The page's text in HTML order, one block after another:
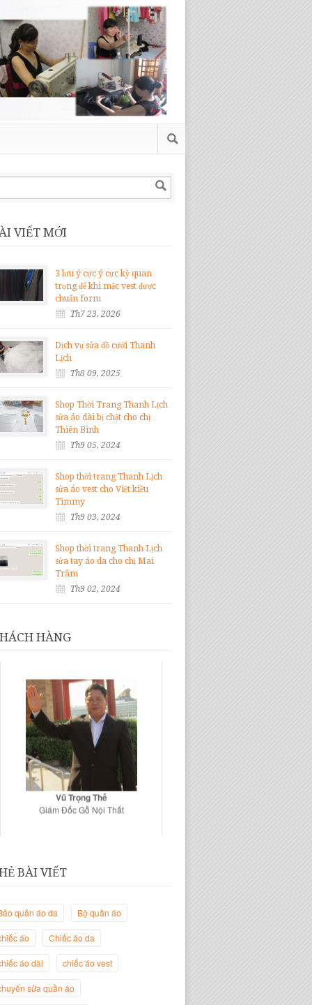
VIẾT MỚI
3 lưu ý cực ý cực kỳ quan
trọng để khi mặc vest được
chuẩn form
Th7 23, 2026
Dịch vụ sửa đồ cưới Thanh
Lịch
Th8 09, 2025
Shop Thời Trang Thanh Lịch
sửa áo dài bị chật cho chị
Thiên Bình
Th9 05, 2024
Shop thời trang Thanh Lịch
sửa áo vest cho Việt kiều
Timmy
Th9 03, 2024
Shop thời trang Thanh Lịch
sửa tay áo da cho chị Mai
Trâm
Th9 02, 2024
HÀNG
Vũ Trọng Thế
Giám Đốc Gỗ Nội Thất
Trịnh Thị Hà Thanh
Giám Đốc Thương Hiệu Giày Thời
Trang Thanh Lịch
BÀI VIẾT
quản áo da Bộ quần áo
áo Chiếc áo da
áo dài chiếc áo vest
sửa quần áo